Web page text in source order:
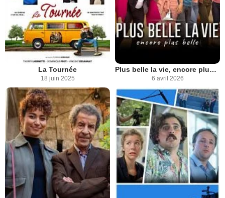
La Tournée
18 juin 2025
Plus belle la vie, encore plus belle
6 avril 2026